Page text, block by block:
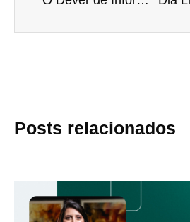
Posts relacionados